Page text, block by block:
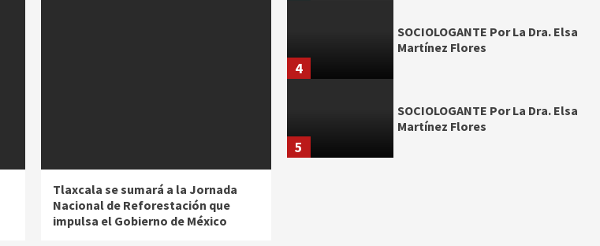
Tlaxcala se sumará a la Jornada
Nacional de Reforestación que
impulsa el Gobierno de México
4
SOCIOLOGANTE Por La Dra. Elsa
Martínez Flores
5
SOCIOLOGANTE Por La Dra. Elsa
Martínez Flores